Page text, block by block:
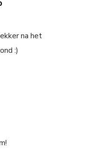
na het
:)